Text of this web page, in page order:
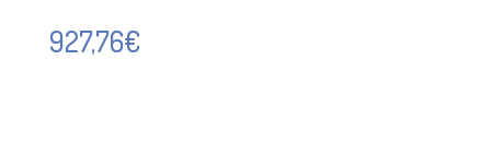
927,76€